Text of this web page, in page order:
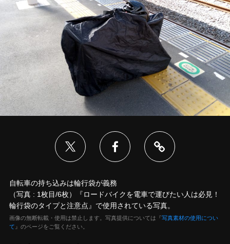
自転車の持ち込みは輪行袋が義務
（写真 : 1枚目/6枚）『ロードバイクを電車で運びたい人は必見！
輪行袋のタイプと注意点』で使用されている写真。
画像の無断転載・使用は禁止します。写真提供については『写真素材の使用につい
て 』のページをご覧ください。